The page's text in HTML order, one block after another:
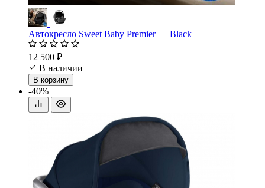
Автокресло Sweet Baby Premier — Black
12 500 ₽
В наличии
В корзину
-40%